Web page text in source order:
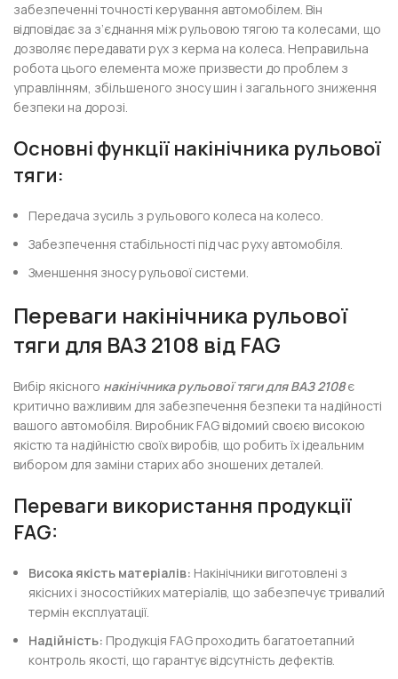
забезпеченні точності керування автомобілем. Він
відповідає за з’єднання між рульовою тягою та колесами, що
дозволяє передавати рух з керма на колеса. Неправильна
робота цього елемента може призвести до проблем з
управлінням, збільшеного зносу шин і загального зниження
безпеки на дорозі.
Основні функції накінічника рульової
тяги:
Передача зусиль з рульового колеса на колесо.
Забезпечення стабільності під час руху автомобіля.
Зменшення зносу рульової системи.
Переваги накінічника рульової
тяги для ВАЗ 2108 від FAG
Вибір якісного накінічника рульової тяги для ВАЗ 2108є
критично важливим для забезпечення безпеки та надійності
вашого автомобіля. Виробник FAG відомий своєю високою
якістю та надійністю своїх виробів, що робить їх ідеальним
вибором для заміни старих або зношених деталей.
Переваги використання продукції
FAG:
Висока якість матеріалів: Накінічники виготовлені з
якісних і зносостійких матеріалів, що забезпечує тривалий
термін експлуатації.
Надійність: Продукція FAG проходить багатоетапний
контроль якості, що гарантує відсутність дефектів.